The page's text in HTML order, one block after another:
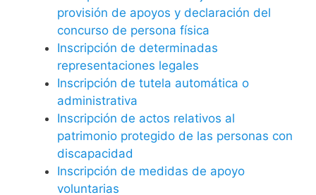
provisión de apoyos y declaración del
concurso de persona física
Inscripción de determinadas
representaciones legales
Inscripción de tutela automática o
administrativa
Inscripción de actos relativos al
patrimonio protegido de las personas con
discapacidad
Inscripción de medidas de apoyo
voluntarias